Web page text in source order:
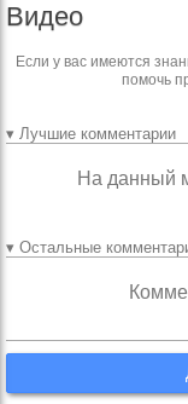
Видео
Если у вас имеются
помочь
▾ Лучшие комментарии
На данный
▾ Остальные